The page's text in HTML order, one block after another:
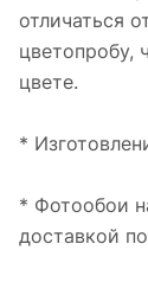
отличаться
цветопробу,
цвете.
*
* Фотообои
доставкой